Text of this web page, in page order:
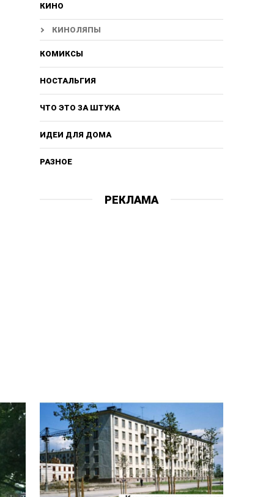
КИНО
КИНОЛЯПЫ
КОМИКСЫ
НОСТАЛЬГИЯ
ЧТО ЭТО ЗА ШТУКА
ИДЕИ ДЛЯ ДОМА
РАЗНОЕ
РЕКЛАМА